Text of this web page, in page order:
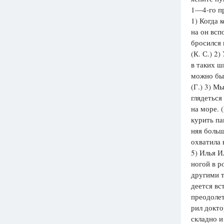
Вузы
ответа
Олимпиады
ответа
ГИА
ответов
1—4-го
1) Когда
на он
бросился
(К. С.) 2)
в таких
можно бы
(Г.) 3) Мы
на море.
курить
няя
охватила
5) Илья
ногой в
другими
деется
рил
складно